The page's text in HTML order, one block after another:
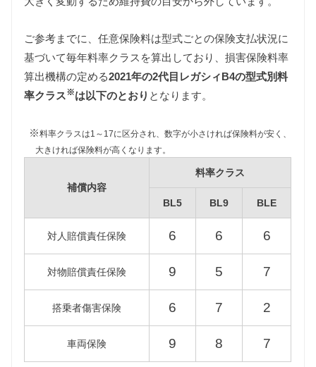
自動車税
自動車税は排気量によって異なります。
BL5型レガシィB4は1500〜2000cc、BL9型レガシィ
3000ccの課税クラスに該当します。
また、環境負荷の観点から新車登録後13年が経過し
た2代目レガシィB4の自動車税は約15%増額されます
が、維持費は標準税額をもとに算出しています。
型式 標準税額 13年経過
BL9 45,000円 51,700円
BLE 51,000円 58,600円
重量税
ご参考までに、任意保険料は型式ごとの保険支払状況に
基づいて毎年料率クラスを算出しており、損害保険料率
算出機構の定める2021年の2代目レガシィB4の型式別料
率クラス※は以下のとおり となります。
※料率クラスは1～17に区分され、数字が小さければ保険料が安く、
大きければ保険料が高くなります。
補償内容
料率クラス
BL5 BL9 BLE
対人賠償責任保険 6 6 6
対物賠償責任保険 9 5 7
搭乗者傷害保険 6 7 2
車両保険 9 8 7